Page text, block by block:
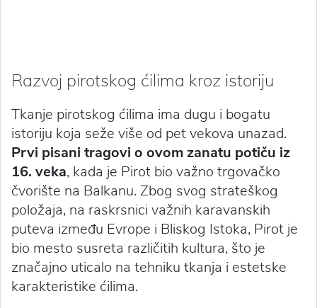
Razvoj pirotskog ćilima kroz istoriju
Tkanje pirotskog ćilima ima dugu i bogatu
istoriju koja seže više od pet vekova unazad.
Prvi pisani tragovi o ovom zanatu potiču iz
16. veka, kada je Pirot bio važno trgovačko
čvorište na Balkanu. Zbog svog strateškog
položaja, na raskrsnici važnih karavanskih
puteva između Evrope i Bliskog Istoka, Pirot je
bio mesto susreta različitih kultura, što je
značajno uticalo na tehniku tkanja i estetske
karakteristike ćilima.